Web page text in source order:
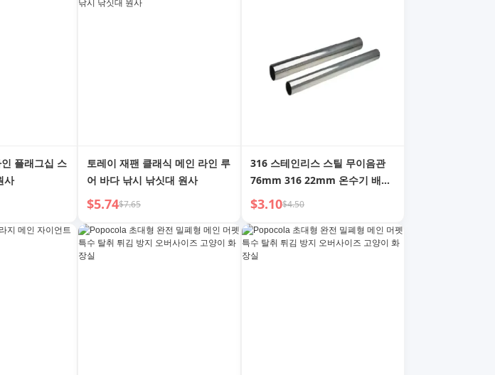
플래그십 스
사
토레이 재팬 클래식 메인 라인 루
어 바다 낚시 낚싯대 원사
$5.74$7.65
316 스테인리스 스틸 무이음관
76mm 316 22mm 온수기 배관
201 904L 409L 용접
$3.10$4.50